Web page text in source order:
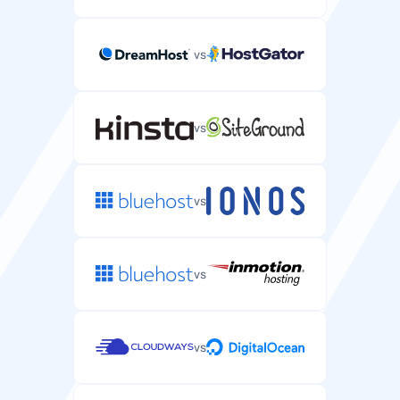
co 24 godzin
Automatyczne kopie zapasowe danych i konfiguracji
serwera.
co 24 godzin
Ochrona przed atakami DDoS na Twój serwer.
vs
vs
vs
vs
vs